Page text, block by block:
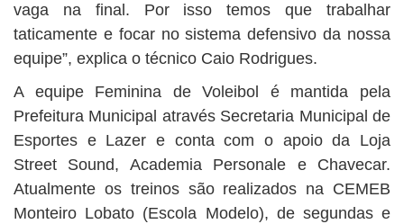
vaga na final. Por isso temos que trabalhar
taticamente e focar no sistema defensivo da nossa
equipe”, explica o técnico Caio Rodrigues.
A equipe Feminina de Voleibol é mantida pela
Prefeitura Municipal através Secretaria Municipal de
Esportes e Lazer e conta com o apoio da Loja
Street Sound, Academia Personale e Chavecar.
Atualmente os treinos são realizados na CEMEB
Monteiro Lobato (Escola Modelo), de segundas e